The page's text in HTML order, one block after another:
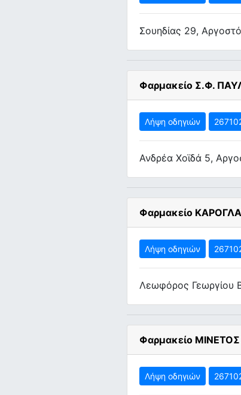
Σουηδίας 29,
Φαρμακείο Σ.Φ.
Λήψη οδηγιών
Ανδρέα Χοϊδά 5,
Φαρμακείο
Λήψη οδηγιών
Λεωφόρος Γεωργίου
Φαρμακείο
Λήψη οδηγιών